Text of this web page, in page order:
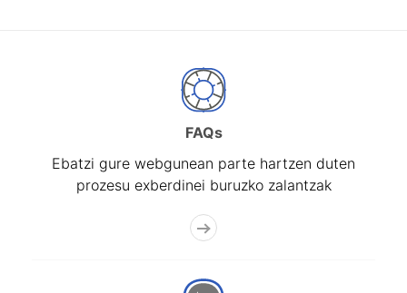
FAQs
Ebatzi gure webgunean parte hartzen duten
prozesu exberdinei buruzko zalantzak